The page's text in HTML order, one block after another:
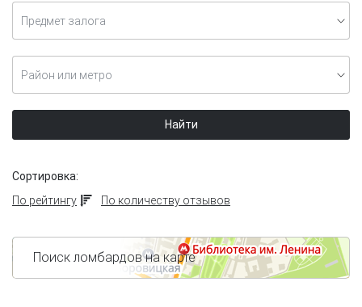
Предмет залога
Район или метро
Найти
Сортировка:
По рейтингу
По количеству отзывов
Поиск ломбардов на карте